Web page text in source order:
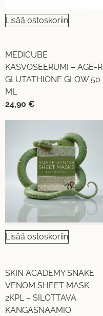
Lisää ostoskoriin
MEDICUBE
KASVOSEERUMI – AGE-R
GLUTATHIONE GLOW 50
ML
24,90 €
Lisää ostoskoriin
SKIN ACADEMY SNAKE
VENOM SHEET MASK
2KPL – SILOTTAVA
KANGASNAAMIO